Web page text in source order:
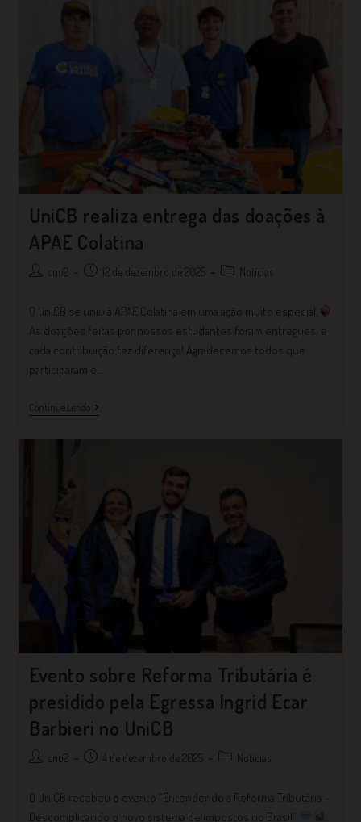
UniCB realiza entrega das doações à
APAE Colatina
cnu2 12 de dezembro de 2025 Notícias
O UniCB se uniu à APAE Colatina em uma ação muito especial.
As doações feitas por nossos estudantes foram entregues, e
cada contribuição fez diferença! Agradecemos todos que
participaram e…
Continue Lendo
Evento sobre Reforma Tributária é
presidido pela Egressa Ingrid Ecar
Barbieri no UniCB
cnu2 4 de dezembro de 2025 Notícias
O UniCB recebeu o evento “Entendendo a Reforma Tributária –
Descomplicando o novo sistema de impostos no Brasil”